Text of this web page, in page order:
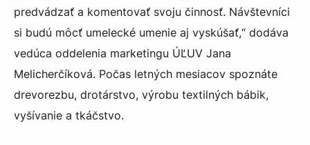
predvádzať a komentovať svoju činnosť. Návštevníci
si budú môcť umelecké umenie aj vyskúšať,“ dodáva
vedúca oddelenia marketingu ÚĽUV Jana
Melicherčíková. Počas letných mesiacov spoznáte
drevorezbu, drotárstvo, výrobu textilných bábik,
vyšívanie a tkáčstvo.